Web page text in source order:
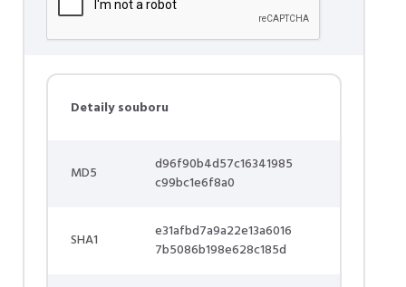
Detaily souboru
MD5
d96f90b4d57c16341985
c99bc1e6f8a0
SHA1
e31afbd7a9a22e13a6016
7b5086b198e628c185d